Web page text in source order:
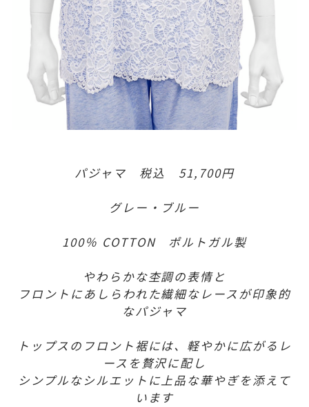
パジャマ 税込 51,700円
グレー・ブルー
100％ COTTON ポルトガル製
やわらかな杢調の表情と
フロントにあしらわれた繊細なレースが印象的
なパジャマ
トップスのフロント裾には、軽やかに広がるレ
ースを贅沢に配し
シンプルなシルエットに上品な華やぎを添えて
います